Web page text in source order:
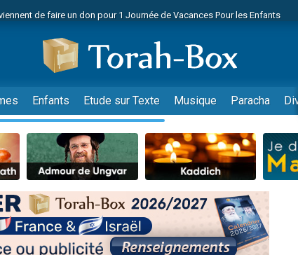
de faire un don pour 1 Journée de Vacances Pour les Enfants
de nous rejoindre sur WhatsApp
pour étudier en groupe sur Zoom
viennent de faire un don pour Diane, 80 ans, dans un appartement
son Maasser
de nous rejoindre sur WhatsApp
de nous rejoindre sur WhatsApp
de faire un don pour 5 jours de vacances aux Orphelins
son Maasser
de nous rejoindre sur WhatsApp
de demander une bénédiction
Enfants Etude sur Texte Musique Paracha